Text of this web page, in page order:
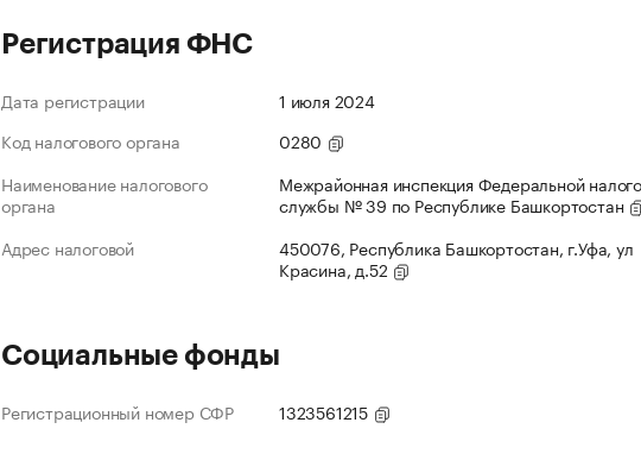
Регистрация ФНС
Дата регистрации
1 июля 2024
Код налогового органа
0280
Наименование налогового
органа
Межрайонная инспекция Федеральной
службы № 39 по Республике Башкортостан
Адрес налоговой
450076, Республика Башкортостан, г.Уфа, ул
Красина, д.52
Социальные фонды
Регистрационный номер СФР 1323561215